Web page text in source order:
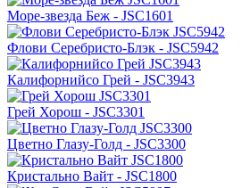
Море-звезда Беж - JSC1601
Флови Серебристо-Блэк - JSC5942
Калифорнийсо Грей - JSC3943
Грей Хорош - JSC3301
Цветно Глазу-Голд - JSC3300
Кристально Вайт - JSC1800